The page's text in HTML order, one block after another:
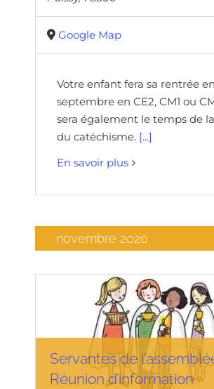
Google Map
Votre enfant fera sa rentrée en
septembre en CE2, CM1 ou
sera également le temps de
du catéchisme. [...]
En savoir plus
novembre 2020
Servantes de
Réunion d’information